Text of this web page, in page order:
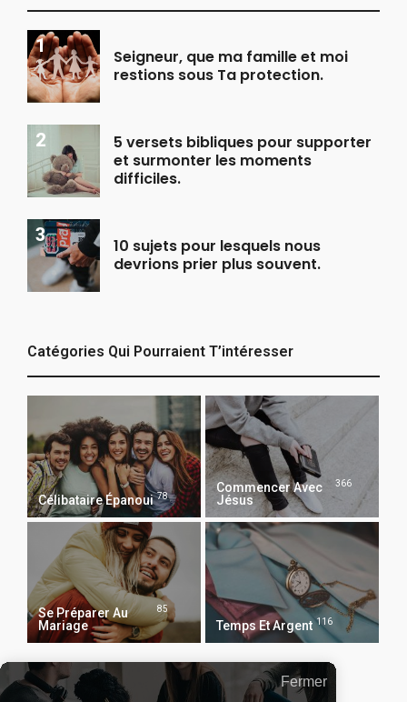
Seigneur, que ma famille et moi
restions sous Ta protection.
5 versets bibliques pour supporter
et surmonter les moments
difficiles.
10 sujets pour lesquels nous
devrions prier plus souvent.
Catégories Qui Pourraient T’intéresser
Célibataire Épanoui 78
Commencer Avec
Jésus
366
Se Préparer Au
Mariage
85
Temps Et Argent 116
Fermer